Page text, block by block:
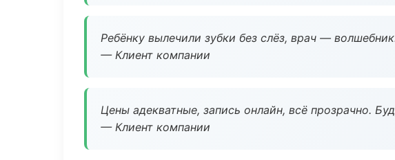
Ребёнку вылечили зубки без слёз, врач —
— Клиент компании
Цены адекватные, запись онлайн, всё прозрачно.
— Клиент компании